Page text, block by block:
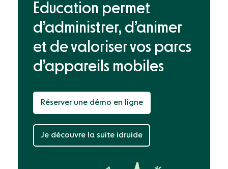
Education permet
d’administrer, d’animer
et de valoriservos parcs
d’appareils mobiles
Réserver une démo en ligne
Je découvre la suite idruide